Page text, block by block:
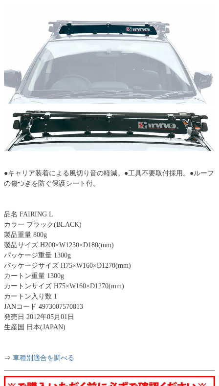
●キャリア装着による風切り音の軽減。●工具不要取付採用。●ルーフ
の傷つきを防ぐ保護シート付。
品名 FAIRING L
カラー ブラック(BLACK)
製品重量 800g
製品サイズ H200×W1230×D180(mm)
パッケージ重量 1300g
パッケージサイズ H75×W160×D1270(mm)
カートン重量 1300g
カートンサイズ H75×W160×D1270(mm)
カートン入り数 1
JANコード 4973007570813
発売日 2012年05月01日
生産国 日本(JAPAN)
⇒ 車種別適合を調べる